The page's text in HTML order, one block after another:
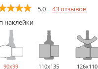
5.0
43 отзывов
наклейки
90х99
110х135
126х110